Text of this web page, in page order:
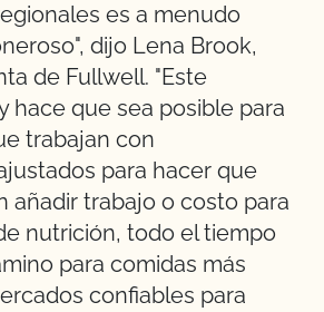
es a menudo
dijo Lena Brook,
de Fullwell. "Este
hace que sea posible para
trabajan con
para hacer que
añadir trabajo o costo para
nutrición, todo el tiempo
para comidas más
confiables para